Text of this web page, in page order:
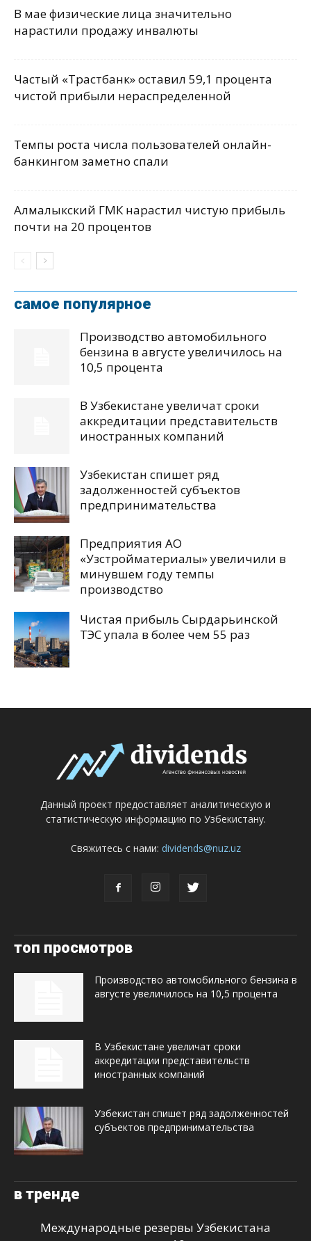
В мае физические лица значительно
нарастили продажу инвалюты
Частый «Трастбанк» оставил 59,1 процента
чистой прибыли нераспределенной
Темпы роста числа пользователей онлайн-
банкингом заметно спали
Алмалыкский ГМК нарастил чистую прибыль
почти на 20 процентов
самое популярное
Производство автомобильного
бензина в августе увеличилось на
10,5 процента
В Узбекистане увеличат сроки
аккредитации представительств
иностранных компаний
Узбекистан спишет ряд
задолженностей субъектов
предпринимательства
Предприятия АО
«Узстройматериалы» увеличили в
минувшем году темпы
производство
Чистая прибыль Сырдарьинской
ТЭС упала в более чем 55 раз
Данный проект предоставляет аналитическую и
статистическую информацию по Узбекистану.
Свяжитесь с нами: dividends@nuz.uz
топ просмотров
Производство автомобильного бензина в
августе увеличилось на 10,5 процента
В Узбекистане увеличат сроки
аккредитации представительств
иностранных компаний
Узбекистан спишет ряд задолженностей
субъектов предпринимательства
в тренде
Международные резервы Узбекистана